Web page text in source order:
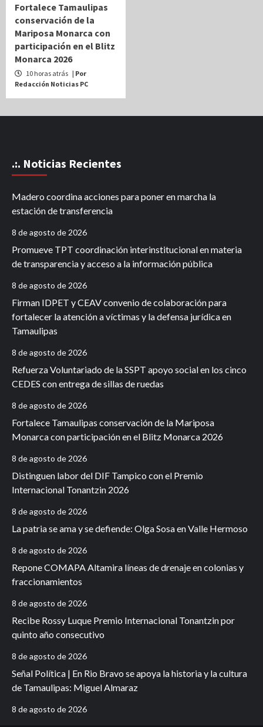
Fortalece Tamaulipas
conservación de la
Mariposa Monarca con
participación en el Blitz
Monarca 2026
10 horas atrás | Por
Redacción Noticias PC
.:. Noticias Recientes
Madero coordina acciones para poner en marcha la
estación de transferencia
8 de agosto de 2026
Promueve TPT coordinación interinstitucional en materia
de transparencia y acceso a la información pública
8 de agosto de 2026
Firman IDPET y CEAV convenio de colaboración para
fortalecer la atención a víctimas y la defensa jurídica en
Tamaulipas
8 de agosto de 2026
Refuerza Voluntariado de la SSPT apoyo social en los cinco
CEDES con entrega de sillas de ruedas
8 de agosto de 2026
Fortalece Tamaulipas conservación de la Mariposa
Monarca con participación en el Blitz Monarca 2026
8 de agosto de 2026
Distinguen labor del DIF Tampico con el Premio
Internacional Tonantzin 2026
8 de agosto de 2026
La patria se ama y se defiende: Olga Sosa en Valle Hermoso
8 de agosto de 2026
Repone COMAPA Altamira líneas de drenaje en colonias y
fraccionamientos
8 de agosto de 2026
Recibe Rossy Luque Premio Internacional Tonantzin por
quinto año consecutivo
8 de agosto de 2026
Señal Política | En Rio Bravo se apoya la historia y la cultura
de Tamaulipas: Miguel Almaraz
8 de agosto de 2026